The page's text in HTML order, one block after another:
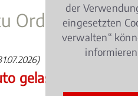
gelassen –
der
eingesetzten
verwalten“